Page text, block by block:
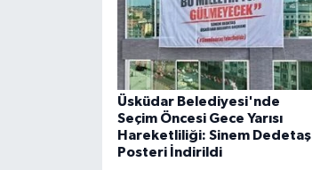
Üsküdar Belediyesi'nde
Seçim Öncesi Gece Yarısı
Hareketliliği: Sinem Dedetaş
Posteri İndirildi